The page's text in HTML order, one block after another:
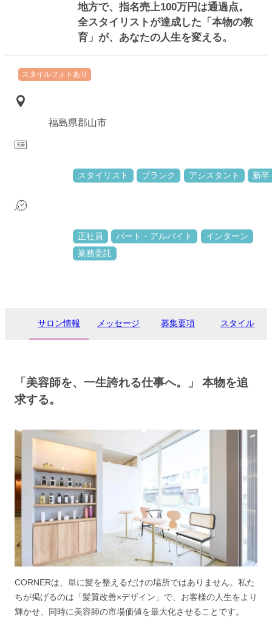
地方で、指名売上100万円は通過点。
全スタイリストが達成した「本物の教
育」が、あなたの人生を変える。
スタイルフォトあり
福島県郡山市
スタイリスト ブランク アシスタント 新卒
正社員 パート・アルバイト
インターン
業務委託
サロン情報 メッセージ 募集要項 スタイル
「美容師を、一生誇れる仕事へ。」 本物を追
求する。
CORNERは、単に髪を整えるだけの場所ではありません。私た
ちが掲げるのは「髪質改善×デザイン」で、お客様の人生をより
輝かせ、同時に美容師の市場価値を最大化させることです。